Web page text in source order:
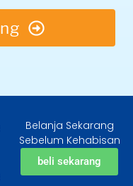
Belanja Sekarang
Sebelum Kehabisan
beli sekarang